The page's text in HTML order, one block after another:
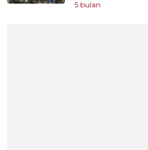
5 bulan